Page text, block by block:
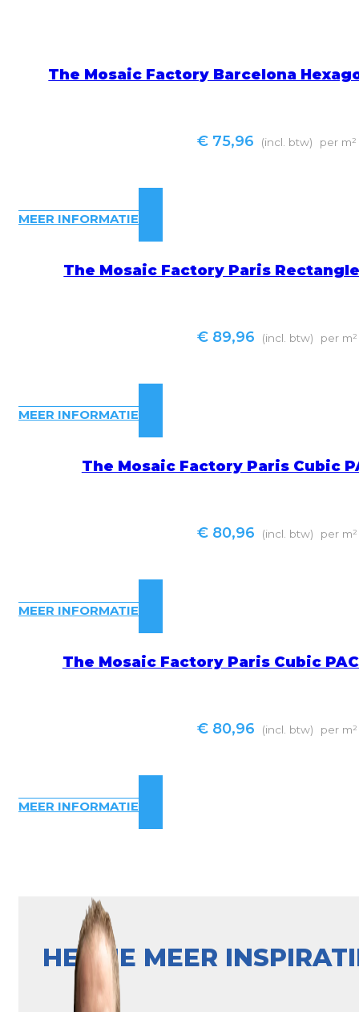
The Mosaic Factory Barcelona
€ 75,96 (incl. btw) per m²
MEER INFORMATIE
The Mosaic Factory Paris
€89,96 (incl. btw) per m²
MEER INFORMATIE
The Mosaic Factory Paris Cubic
€80,96 (incl. btw) per m²
MEER INFORMATIE
The Mosaic Factory Paris Cubic
€80,96 (incl. btw) per m²
MEER INFORMATIE
HEB JE MEER